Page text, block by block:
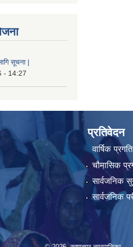
सूचना |
- 14:27
प्रतिवेदन
वार्षिक
चौमासिक
सार्वजनिक
सार्वजनिक